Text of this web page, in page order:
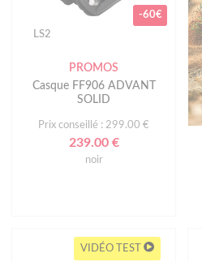
-60€
LS2
PROMOS
Casque FF906 ADVANT
SOLID
Prix conseillé : 299.00 €
239.00 €
noir
VIDÉO TEST